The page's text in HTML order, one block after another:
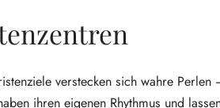
verstecken sich wahre Perlen
ihren eigenen Rhythmus und